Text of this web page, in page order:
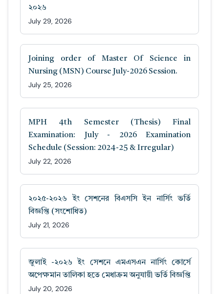
২০২৬
July 29, 2026
Joining order of Master Of Science in
Nursing (MSN) Course July-2026 Session.
July 25, 2026
MPH 4th Semester (Thesis) Final
Examination: July - 2026 Examination
Schedule (Session: 2024-25 & Irregular)
July 22, 2026
২০২৫-২০২৬ ইং সেশনের বিএসসি ইন নার্সিং ভর্তি
বিজ্ঞপ্তি (সংশোধিত)
July 21, 2026
জুলাই -২০২৬ ইং সেশনে এমএসএন নার্সিং কোর্সে
অপেক্ষমান তালিকা হতে মেধাক্রম অনুযায়ী ভর্তি বিজ্ঞপ্তি
July 20, 2026